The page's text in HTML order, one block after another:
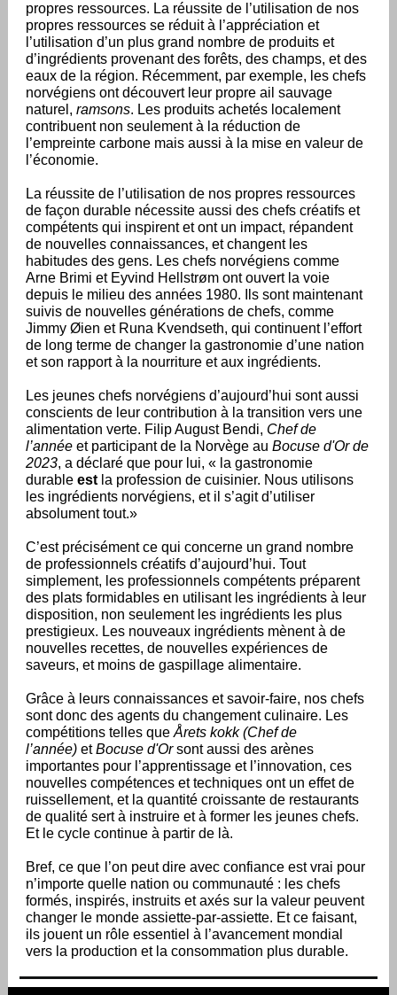
propres ressources. La réussite de l’utilisation de nos
propres ressources se réduit à l’appréciation et
l’utilisation d’un plus grand nombre de produits et
d’ingrédients provenant des forêts, des champs, et des
eaux de la région. Récemment, par exemple, les chefs
norvégiens ont découvert leur propre ail sauvage
naturel, ramsons. Les produits achetés localement
contribuent non seulement à la réduction de
l’empreinte carbone mais aussi à la mise en valeur de
l’économie.
La réussite de l’utilisation de nos propres ressources
de façon durable nécessite aussi des chefs créatifs et
compétents qui inspirent et ont un impact, répandent
de nouvelles connaissances, et changent les
habitudes des gens. Les chefs norvégiens comme
Arne Brimi et Eyvind Hellstrøm ont ouvert la voie
depuis le milieu des années 1980. Ils sont maintenant
suivis de nouvelles générations de chefs, comme
Jimmy Øien et Runa Kvendseth, qui continuent l’effort
de long terme de changer la gastronomie d’une nation
et son rapport à la nourriture et aux ingrédients.
Les jeunes chefs norvégiens d’aujourd’hui sont aussi
conscients de leur contribution à la transition vers une
alimentation verte. Filip August Bendi, Chef de
l’année et participant de la Norvège au Bocuse d'Or de
2023, a déclaré que pour lui, « la gastronomie
durable est la profession de cuisinier. Nous utilisons
les ingrédients norvégiens, et il s’agit d’utiliser
absolument tout.»
C’est précisément ce qui concerne un grand nombre
de professionnels créatifs d’aujourd’hui. Tout
simplement, les professionnels compétents préparent
des plats formidables en utilisant les ingrédients à leur
disposition, non seulement les ingrédients les plus
prestigieux. Les nouveaux ingrédients mènent à de
nouvelles recettes, de nouvelles expériences de
saveurs, et moins de gaspillage alimentaire.
Grâce à leurs connaissances et savoir-faire, nos chefs
sont donc des agents du changement culinaire. Les
compétitions telles que Årets kokk (Chef de
l’année) etBocuse d'Orsont aussi des arènes
importantes pour l’apprentissage et l’innovation, ces
nouvelles compétences et techniques ont un effet de
ruissellement, et la quantité croissante de restaurants
de qualité sert à instruire et à former les jeunes chefs.
Et le cycle continue à partir de là.
Bref, ce que l’on peut dire avec confiance est vrai pour
n’importe quelle nation ou communauté : les chefs
formés, inspirés, instruits et axés sur la valeur peuvent
changer le monde assiette-par-assiette. Et ce faisant,
ils jouent un rôle essentiel à l’avancement mondial
vers la production et la consommation plus durable.